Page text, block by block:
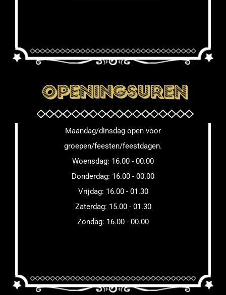
Maandag/dinsdag open voor
groepen/feesten/feestdagen.
Woensdag: 16.00 - 00.00
Donderdag: 16.00 - 00.00
Vrijdag: 16.00 - 01.30
Zaterdag: 15.00 - 01.30
Zondag: 16.00 - 00.00